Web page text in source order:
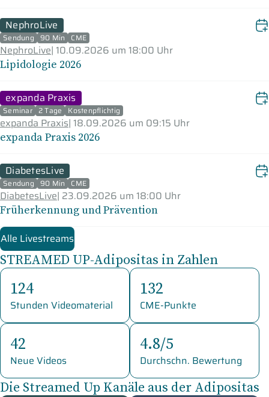
NephroLive
Sendung 90 Min CME
NephroLive| 10.09.2026 um 18:00 Uhr
Lipidologie 2026
expanda Praxis
Seminar 2 Tage Kostenpflichtig
expanda Praxis| 18.09.2026 um 09:15 Uhr
expanda Praxis 2026
DiabetesLive
Sendung 90 Min CME
DiabetesLive| 23.09.2026 um 18:00 Uhr
Früherkennung und Prävention
Alle Livestreams
STREAMED UP-Adipositas in Zahlen
124
Stunden Videomaterial
132
CME-Punkte
42
Neue Videos
4.8/5
Durchschn. Bewertung
Die Streamed Up Kanäle aus der Adipositas